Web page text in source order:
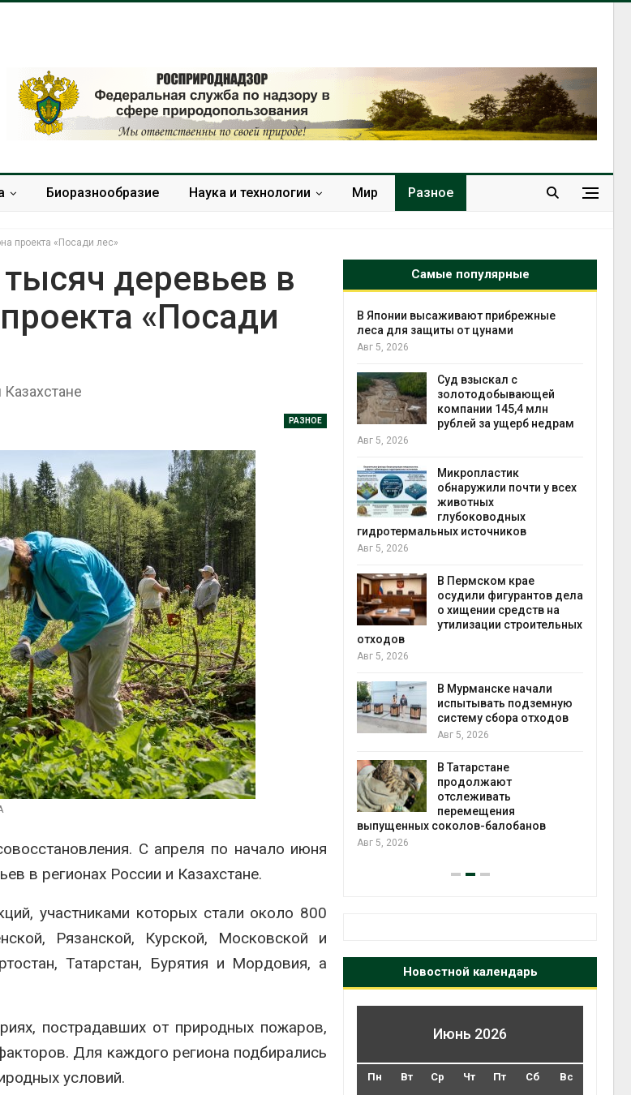
Биоразнообразие Наука и технологии Мир Разное
проекта «Посади лес»
деревьев в
«Посади
РАЗНОЕ
С апреля по начало июня
в регионах России и Казахстане.
участниками которых стали около 800
Рязанской, Курской, Московской и
Татарстан, Бурятия и Мордовия, а
пострадавших от природных пожаров,
Для каждого региона подбирались
условий.
Самые популярные
утвердило
от
пестицидов
рек до
финалисты
Shell
и усиливает
и газ
на
Москвариум отметит 11-
летие трёхдневным
проверяют по статье о
Суд запретил
использовать
крокодилов для охраны
израильской тюрьмы
Авг 5, 2026
Органические яйца
оказались «хуже для
климата»: исследование
показало пределы
экологических расчётов
Авг 5, 2026
Стартовал прием заявок
на экологическую
премию
«Экопозитив-2026»
Авг 5, 2026
Омская область получит
ещё 598 млн рублей на
Авг 5, 2026
В Японии высаживают прибрежные
леса для защиты от цунами
Авг 5, 2026
Суд взыскал с
золотодобывающей
компании 145,4 млн
рублей за ущерб недрам
Авг 5, 2026
Микропластик
обнаружили почти у всех
животных
глубоководных
гидротермальных источников
Авг 5, 2026
В Пермском крае
осудили фигурантов дела
о хищении средств на
утилизации строительных
отходов
Авг 5, 2026
В Мурманске начали
испытывать подземную
систему сбора отходов
Авг 5, 2026
В Татарстане
продолжают
отслеживать
перемещения
выпущенных соколов-балобанов
Авг 5, 2026
Новостной календарь
Июнь 2026
Пн Вт Ср Чт Пт Сб Вс